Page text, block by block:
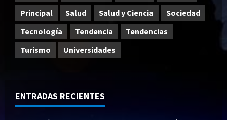
Principal
Salud Salud y Ciencia
Sociedad
Tecnología
Tendencia
Tendencias
Turismo
Universidades
ENTRADAS RECIENTES